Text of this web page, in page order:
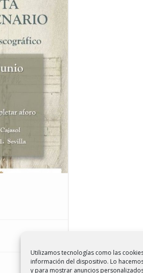
Utilizamos tecnologías como las
información del dispositivo. Lo
y para mostrar anuncios